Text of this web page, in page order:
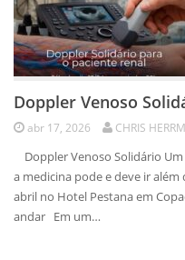
Doppler Venoso
abr 17, 2026 CHRIS
Doppler Venoso Solidário
a medicina pode e deve ir
abril no Hotel Pestana em
andar Em um…